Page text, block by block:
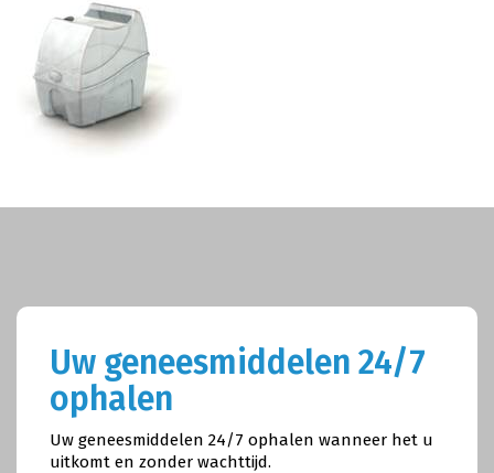
Uw geneesmiddelen 24/7
ophalen
Uw geneesmiddelen 24/7 ophalen wanneer het u
uitkomt en zonder wachttijd.